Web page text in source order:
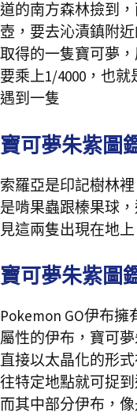
道的南方森林撿到
壺，要去沁漬鎮附
取得的一隻寶可夢
要乘上1/4000，也就
遇到一隻
寶可夢朱紫圖
索羅亞是印記樹林
是啃果蟲跟榛果球
見這兩隻出現在地
寶可夢朱紫圖
Pokemon GO伊布
屬性的伊布，寶可
直接以太晶化的形
往特定地點就可捉
而其中部分伊布，